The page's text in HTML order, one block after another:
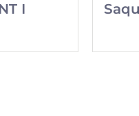
I